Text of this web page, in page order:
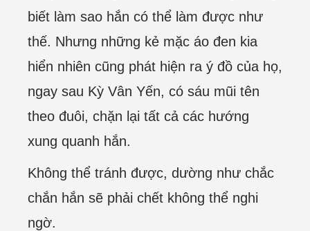
biết làm sao hắn có thể làm được như
thế. Nhưng những kẻ mặc áo đen kia
hiển nhiên cũng phát hiện ra ý đồ của họ,
ngay sau Kỳ Vân Yến, có sáu mũi tên
theo đuôi, chặn lại tất cả các hướng
xung quanh hắn.
Không thể tránh được, dường như chắc
chắn hắn sẽ phải chết không thể nghi
ngờ.